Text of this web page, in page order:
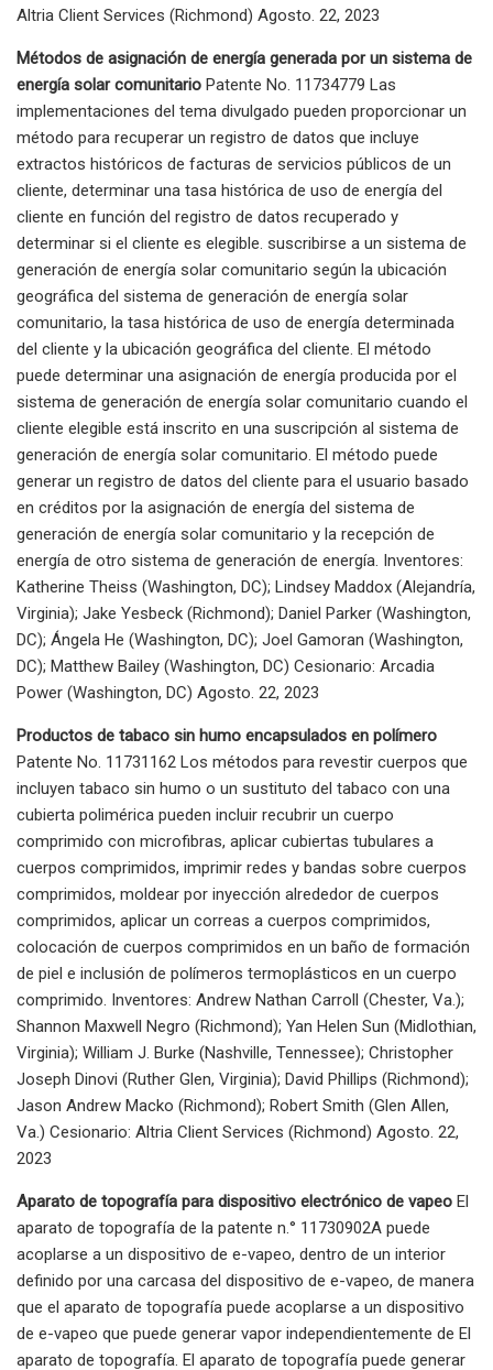
Altria Client Services (Richmond) Agosto. 22, 2023
Métodos de asignación de energía generada por un sistema de
energía solar comunitario Patente No. 11734779 Las
implementaciones del tema divulgado pueden proporcionar un
método para recuperar un registro de datos que incluye
extractos históricos de facturas de servicios públicos de un
cliente, determinar una tasa histórica de uso de energía del
cliente en función del registro de datos recuperado y
determinar si el cliente es elegible. suscribirse a un sistema de
generación de energía solar comunitario según la ubicación
geográfica del sistema de generación de energía solar
comunitario, la tasa histórica de uso de energía determinada
del cliente y la ubicación geográfica del cliente. El método
puede determinar una asignación de energía producida por el
sistema de generación de energía solar comunitario cuando el
cliente elegible está inscrito en una suscripción al sistema de
generación de energía solar comunitario. El método puede
generar un registro de datos del cliente para el usuario basado
en créditos por la asignación de energía del sistema de
generación de energía solar comunitario y la recepción de
energía de otro sistema de generación de energía. Inventores:
Katherine Theiss (Washington, DC); Lindsey Maddox (Alejandría,
Virginia); Jake Yesbeck (Richmond); Daniel Parker (Washington,
DC); Ángela He (Washington, DC); Joel Gamoran (Washington,
DC); Matthew Bailey (Washington, DC) Cesionario: Arcadia
Power (Washington, DC) Agosto. 22, 2023
Productos de tabaco sin humo encapsulados en polímero
Patente No. 11731162 Los métodos para revestir cuerpos que
incluyen tabaco sin humo o un sustituto del tabaco con una
cubierta polimérica pueden incluir recubrir un cuerpo
comprimido con microfibras, aplicar cubiertas tubulares a
cuerpos comprimidos, imprimir redes y bandas sobre cuerpos
comprimidos, moldear por inyección alrededor de cuerpos
comprimidos, aplicar un correas a cuerpos comprimidos,
colocación de cuerpos comprimidos en un baño de formación
de piel e inclusión de polímeros termoplásticos en un cuerpo
comprimido. Inventores: Andrew Nathan Carroll (Chester, Va.);
Shannon Maxwell Negro (Richmond); Yan Helen Sun (Midlothian,
Virginia); William J. Burke (Nashville, Tennessee); Christopher
Joseph Dinovi (Ruther Glen, Virginia); David Phillips (Richmond);
Jason Andrew Macko (Richmond); Robert Smith (Glen Allen,
Va.) Cesionario: Altria Client Services (Richmond) Agosto. 22,
2023
Aparato de topografía para dispositivo electrónico de vapeo El
aparato de topografía de la patente n.° 11730902A puede
acoplarse a un dispositivo de e-vapeo, dentro de un interior
definido por una carcasa del dispositivo de e-vapeo, de manera
que el aparato de topografía puede acoplarse a un dispositivo
de e-vapeo que puede generar vapor independientemente de El
aparato de topografía. El aparato de topografía puede generar